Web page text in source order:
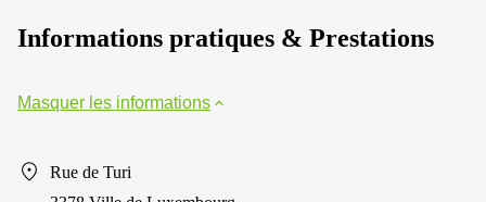
Informations pratiques & Prestations
Masquer les informations
Rue de Turi